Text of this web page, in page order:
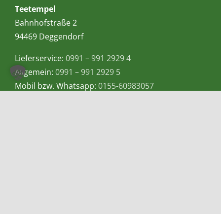
Teetempel
Bahnhofstraße 2
94469 Deggendorf
Lieferservice: 0991 – 991 2929 4
Allgemein: 0991 – 991 2929 5
Mobil bzw. Whatsapp: 0155-60983057